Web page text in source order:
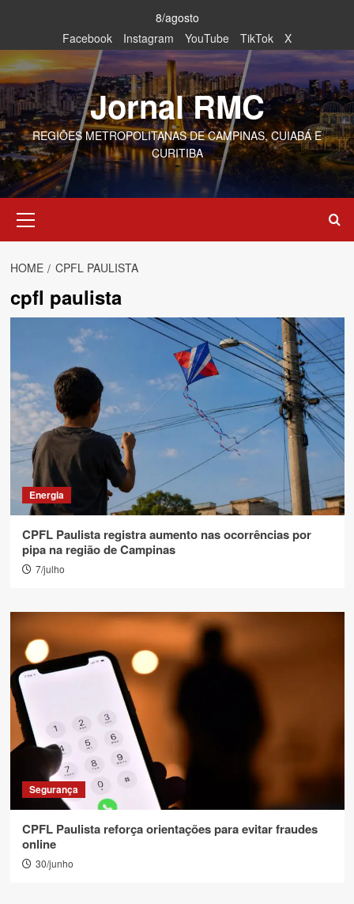
content
8/agosto
Facebook
Instagram YouTube TikTok X
Jornal RMC
REGIÕES METROPOLITANAS DE CAMPINAS, CUIABÁ E
CURITIBA
Menu
HOME CPFL PAULISTA
cpfl paulista
Energia
CPFL Paulista registra aumento nas ocorrências por
pipa na região de Campinas
7/julho
Segurança
CPFL Paulista reforça orientações para evitar fraudes
online
30/junho